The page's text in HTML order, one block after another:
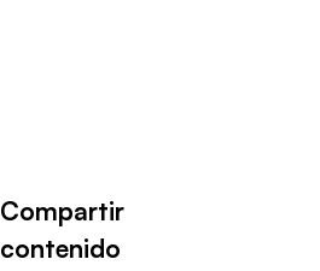
Compartir
contenido